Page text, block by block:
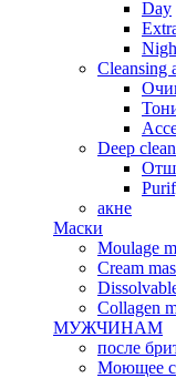
Day
Cleansing
Deep
акне
Маски
Moulage
Cream
Collagen
МУЖЧИНАМ
после
Моющее